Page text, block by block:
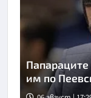
Папараците
им по